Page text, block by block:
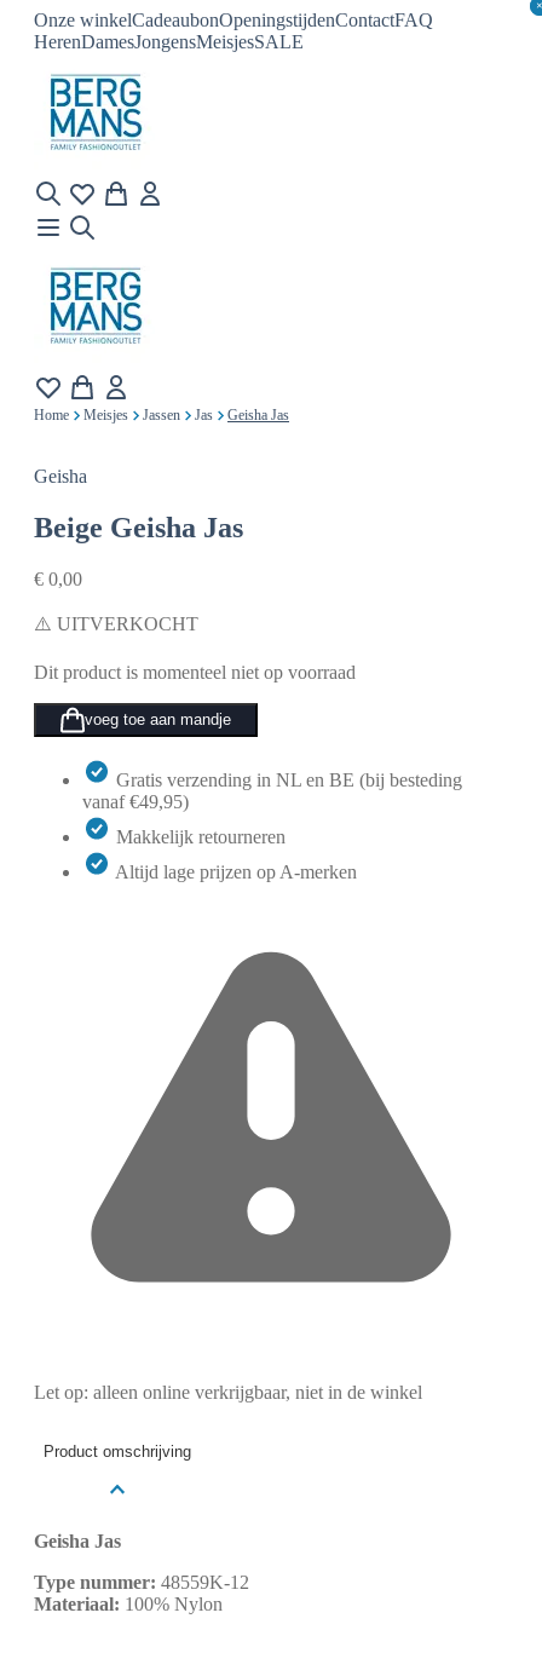
Onze winkelCadeaubonOpeningstijdenContactFAQ
HerenDamesJongensMeisjesSALE
×
×
Home Meisjes Jassen Jas Geisha Jas
Geisha
Beige Geisha Jas
€ 0,00
⚠️ UITVERKOCHT
Dit product is momenteel niet op voorraad
voeg toe aan mandje
Gratis verzending in NL en BE (bij besteding
vanaf €49,95)
Makkelijk retourneren
Altijd lage prijzen op A-merken
Let op: alleen online verkrijgbaar, niet in de winkel
Product omschrijving
Geisha Jas
Type nummer: 48559K-12
Materiaal: 100% Nylon